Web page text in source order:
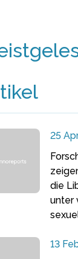
25
die
unter
13